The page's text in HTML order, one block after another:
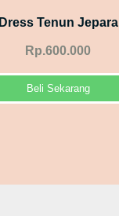
Dress Tenun Jepara
Rp.600.000
Beli Sekarang